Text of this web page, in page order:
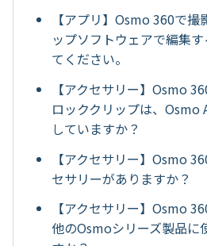
【アプリ】Osmo 360で
ップソフトウェアで編集
てください。
【アクセサリー】Osmo
ロッククリップは、
していますか？
【アクセサリー】Osmo
セサリーがありますか？
【アクセサリー】Osmo
他のOsmoシリーズ製品に